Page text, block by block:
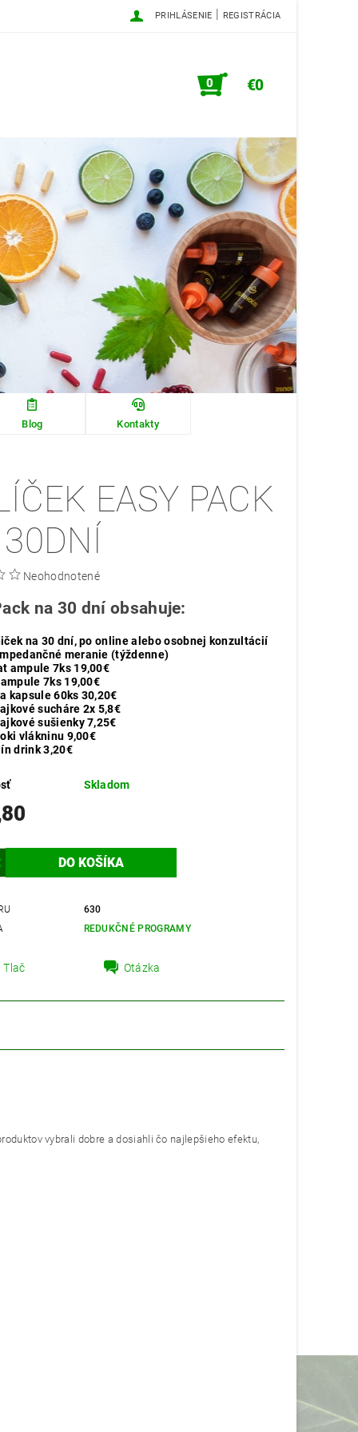
PRIHLÁSENIE | REGISTRÁCIA
0 €0
Blog Kontakty
EASY PACK
Neohodnotené
na 30 dní obsahuje:
na 30 dní, po online alebo osobnej konzultácií
meranie (týždenne)
ampule 7ks 19,00€
7ks 19,00€
kapsule 60ks 30,20€
sucháre 2x 5,8€
sušienky 7,25€
vlákninu 9,00€
drink 3,20€
Skladom
630
REDUKČNÉ PROGRAMY
Tlač Otázka
vybrali dobre a dosiahli čo najlepšieho efektu,